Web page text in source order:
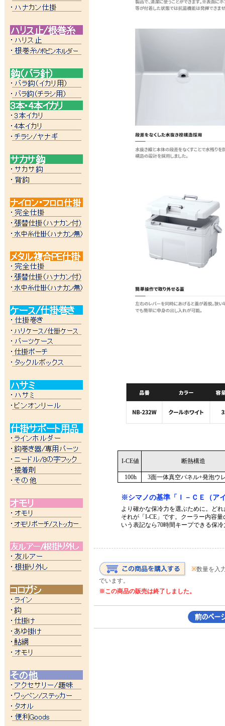
I-CE値 断熱構造
100h 3面一体真空パネル+発泡ウ
※シマノの基準「Ｉ－ＣＥ（ア
より確かな保冷力を選ぶために。ど
それが「I-CE」です。クーラー内容
いう表記なら70時間キープできる保
※数量を入
でいます。
※この商品の販売は終了しました。